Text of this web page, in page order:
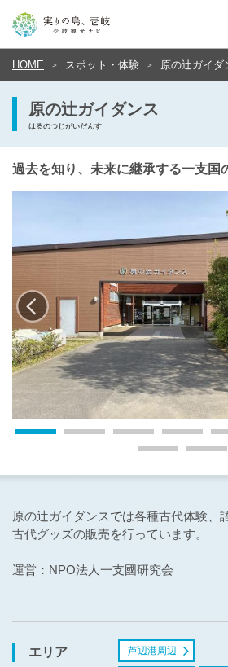
HOME スポット・体験 原の辻ガイダ
原の辻ガイダンス
はるのつじがいだんす
過去を知り、未来に継承する一支国
原の辻ガイダンスでは各種古代体験、
古代グッズの販売を行っています。
運営：NPO法人一支國研究会
エリア 芦辺港周辺